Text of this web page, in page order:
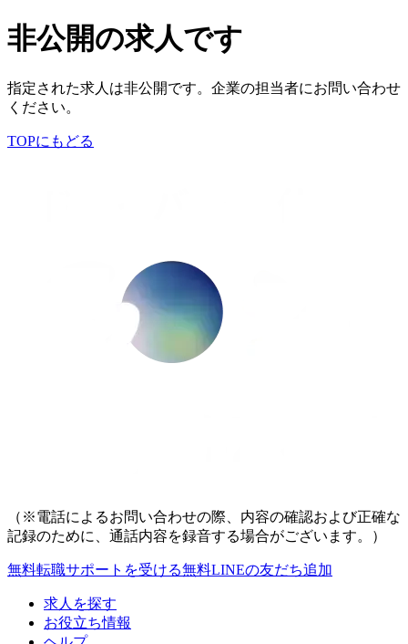
非公開の求人です
指定された求人は非公開です。企業の担当者にお問い合わせ
ください。
TOPにもどる
（※電話によるお問い合わせの際、内容の確認および正確な
記録のために、通話内容を録音する場合がございます。）
無料転職サポートを受ける無料LINEの友だち追加
求人を探す
お役立ち情報